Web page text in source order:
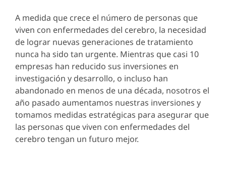
A medida que crece el número de personas que
viven con enfermedades del cerebro, la necesidad
de lograr nuevas generaciones de tratamiento
nunca ha sido tan urgente. Mientras que casi 10
empresas han reducido sus inversiones en
investigación y desarrollo, o incluso han
abandonado en menos de una década, nosotros el
año pasado aumentamos nuestras inversiones y
tomamos medidas estratégicas para asegurar que
las personas que viven con enfermedades del
cerebro tengan un futuro mejor.